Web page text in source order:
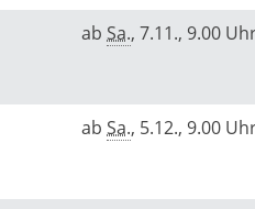
ab Sa., 7.11., 9.00
ab Sa., 5.12., 9.00